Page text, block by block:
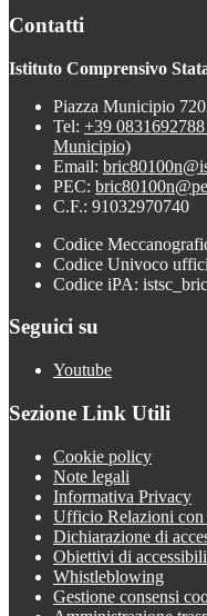
Contatti
Istituto Comprensivo
Piazza Municipio
Tel: +39
Municipio)
Email:
PEC:
C.F.: 91032970740
Codice
Codice Univoco
Codice iPA:
Seguici su
Youtube
Sezione Link Utili
Cookie policy
Note legali
Informativa Privacy
Ufficio Relazioni
Dichiarazione di
Obiettivi di
Whistleblowing
Gestione consensi